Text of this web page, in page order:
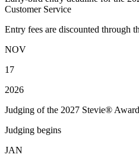
Customer Service
Entry fees are discounted through
NOV
17
2026
Judging of the 2027 Stevie®
Judging begins
JAN